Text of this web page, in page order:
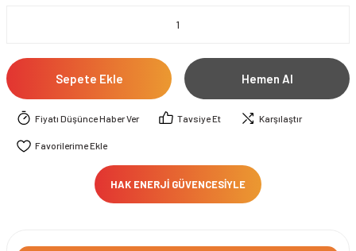
Sepete Ekle Hemen Al
Fiyatı Düşünce Haber Ver Tavsiye Et Karşılaştır
HAK ENERJİ GÜVENCESİYLE